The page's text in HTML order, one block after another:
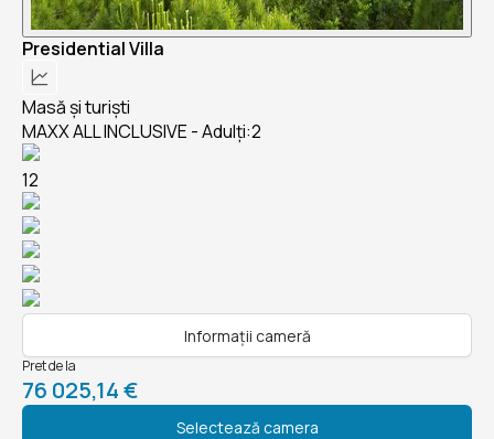
Presidential Villa
Masă și turiști
MAXX ALL INCLUSIVE - Adulți:2
12
Informații cameră
Pret de la
76 025,14 €
Selectează camera